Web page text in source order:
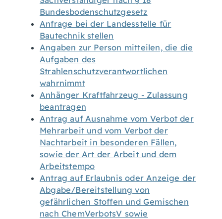
Bundesbodenschutzgesetz
Anfrage bei der Landesstelle für
Bautechnik stellen
Angaben zur Person mitteilen, die die
Aufgaben des
Strahlenschutzverantwortlichen
wahrnimmt
Anhänger Kraftfahrzeug - Zulassung
beantragen
Antrag auf Ausnahme vom Verbot der
Mehrarbeit und vom Verbot der
Nachtarbeit in besonderen Fällen,
sowie der Art der Arbeit und dem
Arbeitstempo
Antrag auf Erlaubnis oder Anzeige der
Abgabe/Bereitstellung von
gefährlichen Stoffen und Gemischen
nach ChemVerbotsV sowie